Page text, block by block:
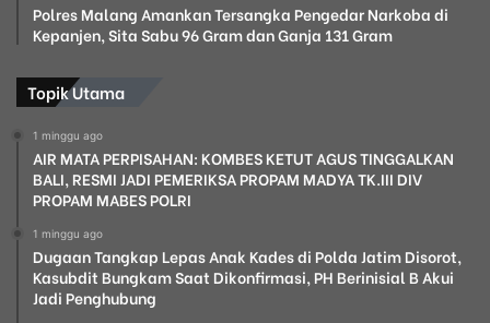
Polres Malang Amankan Tersangka Pengedar Narkoba di
Kepanjen, Sita Sabu 96 Gram dan Ganja 131 Gram
Topik Utama
1 minggu ago
AIR MATA PERPISAHAN: KOMBES KETUT AGUS TINGGALKAN
BALI, RESMI JADI PEMERIKSA PROPAM MADYA TK.III DIV
PROPAM MABES POLRI
1 minggu ago
Dugaan Tangkap Lepas Anak Kades di Polda Jatim Disorot,
Kasubdit Bungkam Saat Dikonfirmasi, PH Berinisial B Akui
Jadi Penghubung